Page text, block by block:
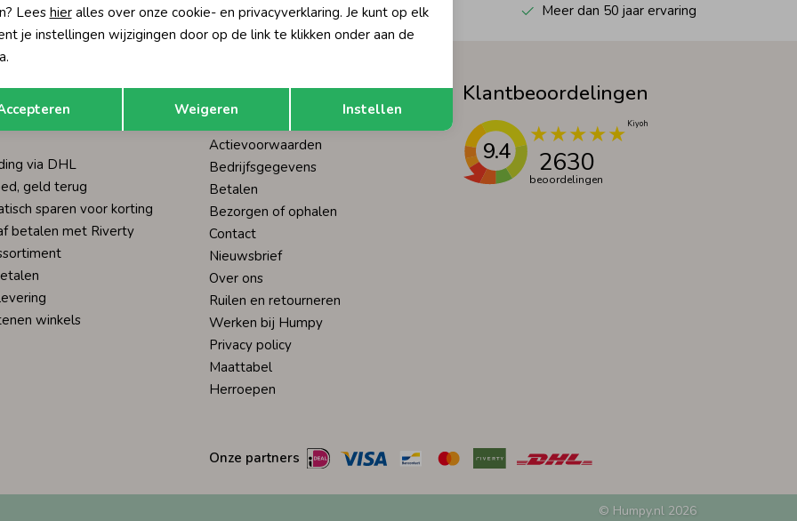
sparen voor korting Wij scoren een 9,4 op Kiyoh Meer dan 50 jaar ervaring
Humpy?
onze klanten beveelt ons
via DHL
geld terug
sparen voor korting
betalen met Riverty
winkels
Klantenservice
Actievoorwaarden
Bedrijfsgegevens
Betalen
Bezorgen of ophalen
Contact
Nieuwsbrief
Over ons
Ruilen en retourneren
Werken bij Humpy
Privacy policy
Maattabel
Herroepen
Klantbeoordelingen
9.4 2630
beoordelingen
Onze partners
© Humpy.nl 2026
Opslaan
Lees hieralles over onze cookie- en privacyverklaring. Je kunt op elk
je instellingen wijzigingen door op de link te klikken onder aan de
Weigeren Instellen